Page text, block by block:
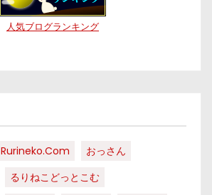
人気ブログランキング
Rurineko.com
おっさん
るりねこどっとこむ